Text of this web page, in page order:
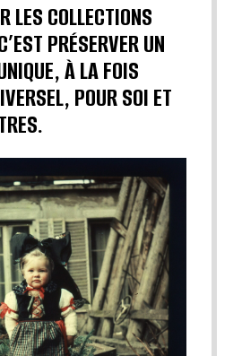
LES COLLECTIONS
PRÉSERVER UN
À LA FOIS
POUR SOI ET